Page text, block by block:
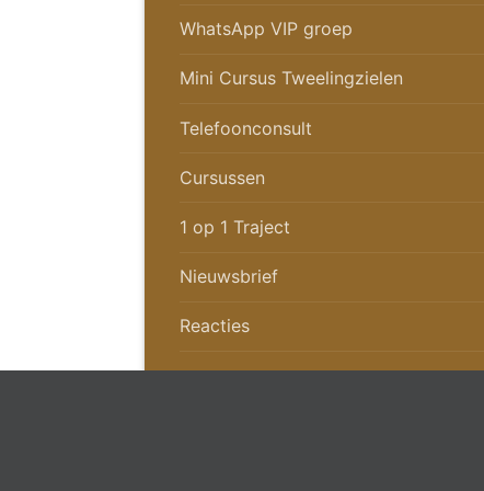
WhatsApp VIP groep
Mini Cursus Tweelingzielen
Telefoonconsult
Cursussen
1 op 1 Traject
Nieuwsbrief
Reacties